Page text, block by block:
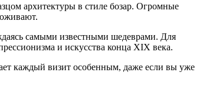
архитектуры в стиле бозар. Огромные
самыми известными шедеврами. Для
и искусства конца XIX века.
каждый визит особенным, даже если вы уже